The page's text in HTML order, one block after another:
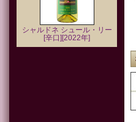
シャルドネ シュール・リー
[辛口][2022年]